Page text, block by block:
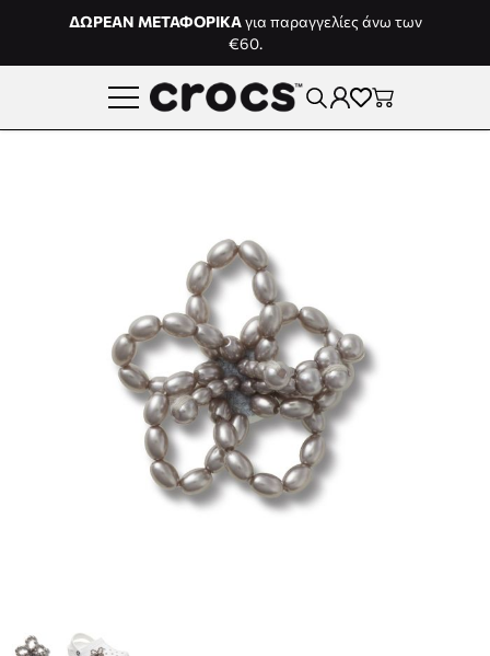
Μετάβαση στο περιεχόμενο
ΔΩΡΕΑΝ ΜΕΤΑΦΟΡΙΚΑγια παραγγελίες άνω των
€60.
View larger image